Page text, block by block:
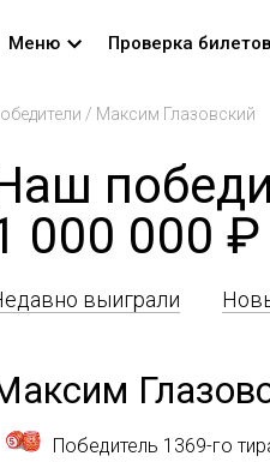
Меню Проверка билетов
/ Максим Глазовский
000 000 ₽
выиграли
Победитель 1369-го